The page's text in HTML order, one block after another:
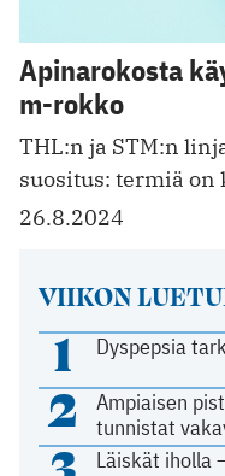
Apinarokosta
m-rokko
THL:n ja STM:n
suositus: termiä
26.8.2024
VIIKON
1 Dyspepsia
2
Ampiaisen
tunnistat
Läiskät iholla